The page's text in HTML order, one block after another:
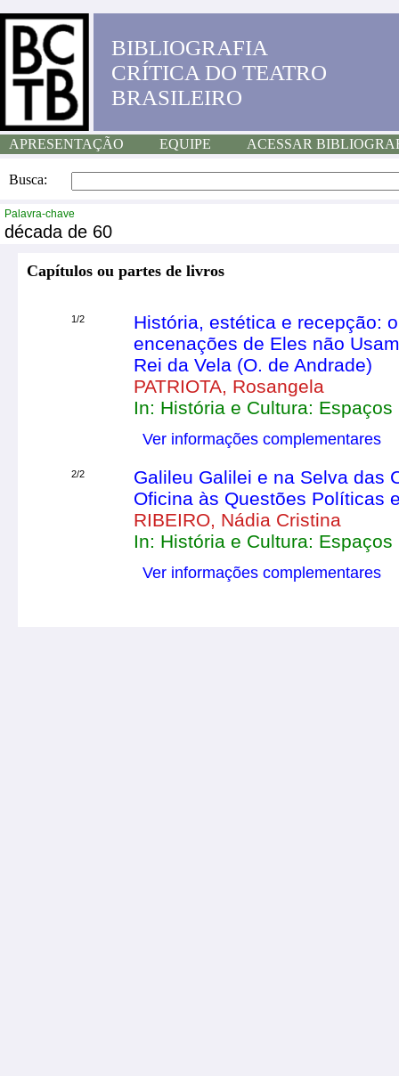
BIBLIOGRAFIA
CRÍTICA DO TEATRO
BRASILEIRO
APRESENTAÇÃO EQUIPE ACESSAR
Busca:
Palavra-chave
década de 60
Capítulos ou partes de livros
1/2
História, estética e recepção:
encenações de Eles não
Rei da Vela (O. de Andrade)
PATRIOTA, Rosangela
In: História e Cultura: Espaços
Ver informações complementares
2/2
Galileu Galilei e na Selva das
Oficina às Questões Políticas
RIBEIRO, Nádia Cristina
In: História e Cultura: Espaços
Ver informações complementares